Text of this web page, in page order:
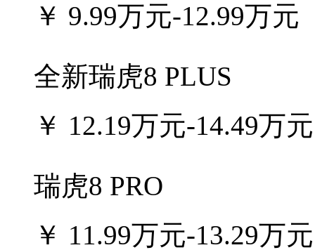
￥ 9.99万元-12.99万元
全新瑞虎8 PLUS
￥ 12.19万元-14.49万元
瑞虎8 PRO
￥ 11.99万元-13.29万元